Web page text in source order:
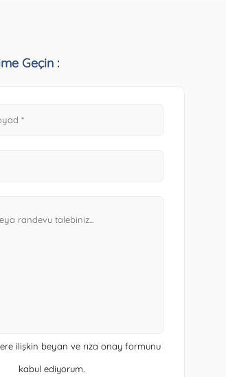
Geçin :
ilişkin beyan ve rıza onay formunu
kabul ediyorum.